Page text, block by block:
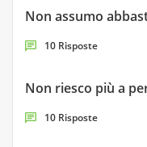
Non assumo
10 Risposte
Non riesco più a
10 Risposte